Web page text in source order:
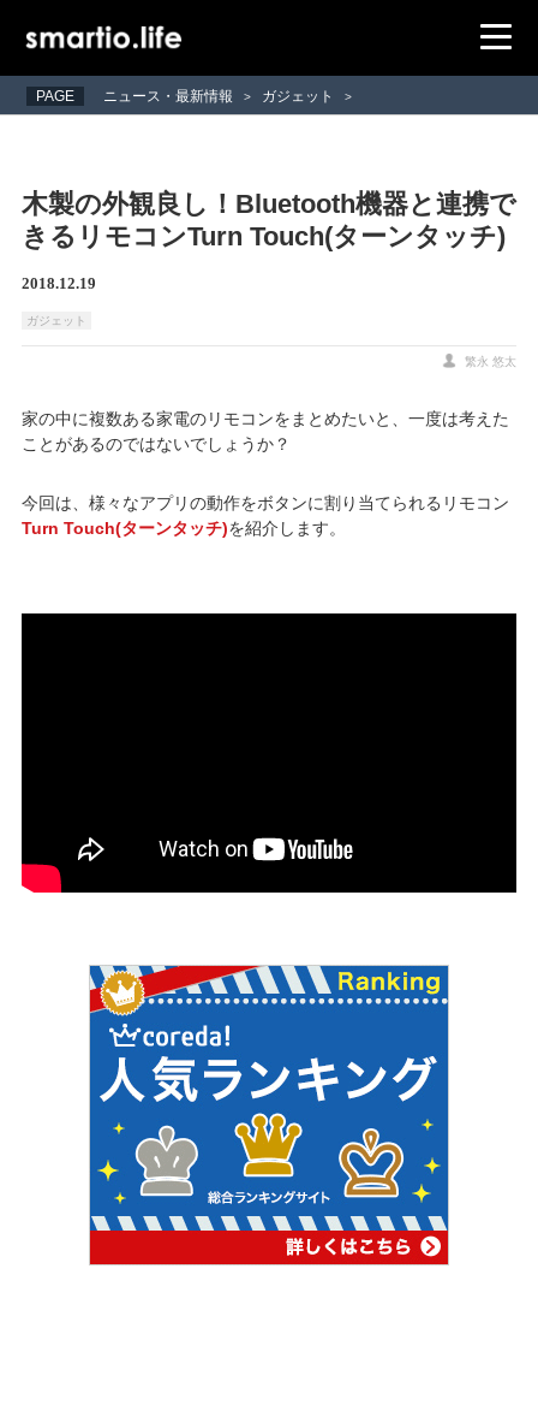
PAGE ニュース・最新情報 > ガジェット >
木製の外観良し！Bluetooth機器と連携で
きるリモコンTurn Touch(ターンタッチ)
2018.12.19
ガジェット
繁永 悠太
家の中に複数ある家電のリモコンをまとめたいと、一度は考えた
ことがあるのではないでしょうか？
今回は、様々なアプリの動作をボタンに割り当てられるリモコン
Turn Touch(ターンタッチ)を紹介します。